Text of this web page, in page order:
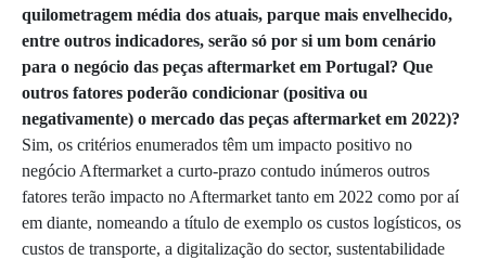
quilometragem média dos atuais, parque mais envelhecido,
entre outros indicadores, serão só por si um bom cenário
para o negócio das peças aftermarket em Portugal? Que
outros fatores poderão condicionar (positiva ou
negativamente) o mercado das peças aftermarket em 2022)?
Sim, os critérios enumerados têm um impacto positivo no
negócio Aftermarket a curto-prazo contudo inúmeros outros
fatores terão impacto no Aftermarket tanto em 2022 como por aí
em diante, nomeando a título de exemplo os custos logísticos, os
custos de transporte, a digitalização do sector, sustentabilidade